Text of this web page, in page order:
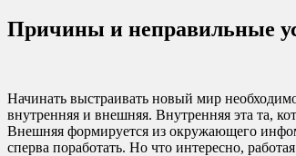
Причины и неправильные
Начинать выстраивать новый мир
внутренняя и внешняя. Внутренняя эта та,
Внешняя формируется из окружающего
сперва поработать. Но что интересно,